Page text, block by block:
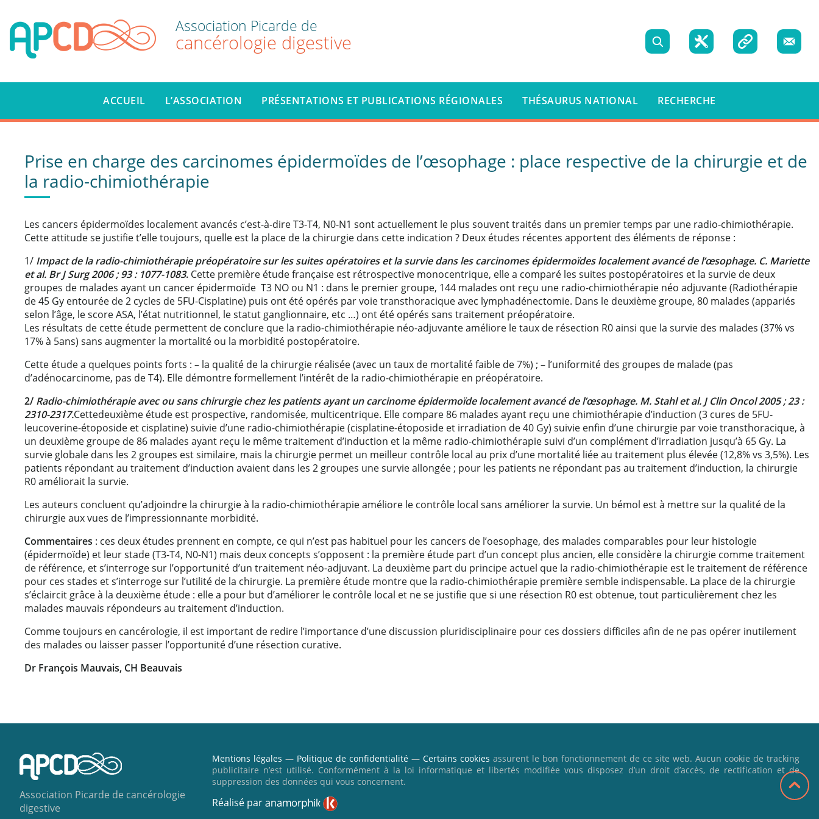
Association Picarde de
cancérologie digestive
RechercheBoite
outils
Liens
Nous
ACCUEIL L’ASSOCIATION PRÉSENTATIONS ET PUBLICATIONS RÉGIONALES THÉSAURUS NATIONAL RECHERCHE
Prise en charge des carcinomes épidermoïdes de l’œsophage : place respective de la chirurgie et de
la radio-chimiothérapie
Les cancers épidermoïdes localement avancés c’est-à-dire T3-T4, N0-N1 sont actuellement le plus souvent traités dans un premier temps par une radio-chimiothérapie.
Cette attitude se justifie t’elle toujours, quelle est la place de la chirurgie dans cette indication ? Deux études récentes apportent des éléments de réponse :
1/ Impact de la radio-chimiothérapie préopératoire sur les suites opératoires et la survie dans les carcinomes épidermoïdes localement avancé de l’œsophage. C. Mariette
et al. Br J Surg 2006 ; 93 : 1077-1083. Cette première étude française est rétrospective monocentrique, elle a comparé les suites postopératoires et la survie de deux
groupes de malades ayant un cancer épidermoïde T3 NO ou N1 : dans le premier groupe, 144 malades ont reçu une radio-chimiothérapie néo adjuvante (Radiothérapie
de 45 Gy entourée de 2 cycles de 5FU-Cisplatine) puis ont été opérés par voie transthoracique avec lymphadénectomie. Dans le deuxième groupe, 80 malades (appariés
selon l’âge, le score ASA, l’état nutritionnel, le statut ganglionnaire, etc …) ont été opérés sans traitement préopératoire.
Les résultats de cette étude permettent de conclure que la radio-chimiothérapie néo-adjuvante améliore le taux de résection R0 ainsi que la survie des malades (37% vs
17% à 5ans) sans augmenter la mortalité ou la morbidité postopératoire.
Cette étude a quelques points forts : – la qualité de la chirurgie réalisée (avec un taux de mortalité faible de 7%) ; – l’uniformité des groupes de malade (pas
d’adénocarcinome, pas de T4). Elle démontre formellement l’intérêt de la radio-chimiothérapie en préopératoire.
2/ Radio-chimiothérapie avec ou sans chirurgie chez les patients ayant un carcinome épidermoïde localement avancé de l’œsophage. M. Stahl et al. J Clin Oncol 2005 ; 23 :
2310-2317.Cettedeuxième étude est prospective, randomisée, multicentrique. Elle compare 86 malades ayant reçu une chimiothérapie d’induction (3 cures de 5FU-
leucoverine-étoposide et cisplatine) suivie d’une radio-chimiothérapie (cisplatine-étoposide et irradiation de 40 Gy) suivie enfin d’une chirurgie par voie transthoracique, à
un deuxième groupe de 86 malades ayant reçu le même traitement d’induction et la même radio-chimiothérapie suivi d’un complément d’irradiation jusqu’à 65 Gy. La
survie globale dans les 2 groupes est similaire, mais la chirurgie permet un meilleur contrôle local au prix d’une mortalité liée au traitement plus élevée (12,8% vs 3,5%). Les
patients répondant au traitement d’induction avaient dans les 2 groupes une survie allongée ; pour les patients ne répondant pas au traitement d’induction, la chirurgie
R0 améliorait la survie.
Les auteurs concluent qu’adjoindre la chirurgie à la radio-chimiothérapie améliore le contrôle local sans améliorer la survie. Un bémol est à mettre sur la qualité de la
chirurgie aux vues de l’impressionnante morbidité.
Commentaires : ces deux études prennent en compte, ce qui n’est pas habituel pour les cancers de l’oesophage, des malades comparables pour leur histologie
(épidermoïde) et leur stade (T3-T4, N0-N1) mais deux concepts s’opposent : la première étude part d’un concept plus ancien, elle considère la chirurgie comme traitement
de référence, et s’interroge sur l’opportunité d’un traitement néo-adjuvant. La deuxième part du principe actuel que la radio-chimiothérapie est le traitement de référence
pour ces stades et s’interroge sur l’utilité de la chirurgie. La première étude montre que la radio-chimiothérapie première semble indispensable. La place de la chirurgie
s’éclaircit grâce à la deuxième étude : elle a pour but d’améliorer le contrôle local et ne se justifie que si une résection R0 est obtenue, tout particulièrement chez les
malades mauvais répondeurs au traitement d’induction.
Comme toujours en cancérologie, il est important de redire l’importance d’une discussion pluridisciplinaire pour ces dossiers difficiles afin de ne pas opérer inutilement
des malades ou laisser passer l’opportunité d’une résection curative.
Dr François Mauvais, CH Beauvais
Association Picarde de cancérologie
digestive
Mentions légales — Politique de confidentialité— Certains cookies assurent le bon fonctionnement de ce site web. Aucun cookie de tracking
publicitaire n’est utilisé. Conformément à la loi informatique et libertés modifiée vous disposez d’un droit d’accès, de rectification et de
suppression des données qui vous concernent.
Réalisé par